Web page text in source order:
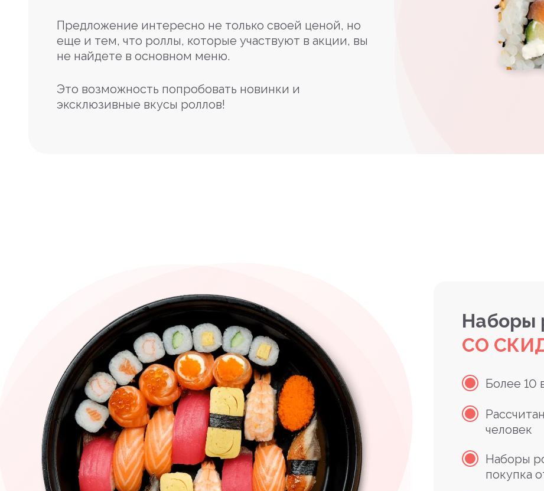
Предложение интересно не только своей ценой, но
еще и тем, что роллы, которые участвуют в акции, вы
не найдете в основном меню.
Это возможность попробовать новинки и
эксклюзивные вкусы роллов!
Наборы
СО
Более 10
человек
Наборы
покупка